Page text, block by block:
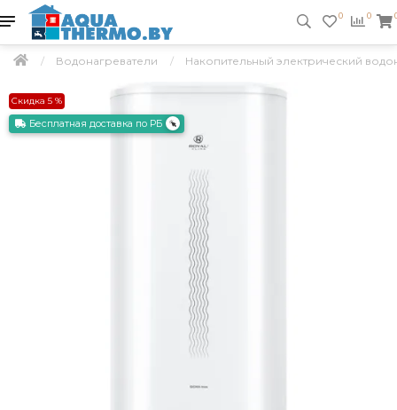
0 0
Водонагреватели Накопительный электрический
Скидка 5 %
Бесплатная доставка по РБ